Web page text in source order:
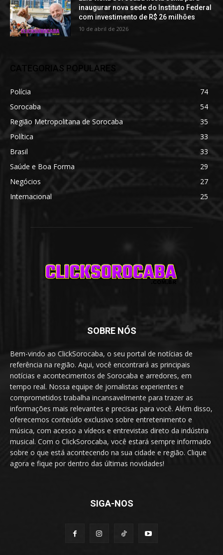
inaugurar nova sede do Instituto Federal
com investimento de R$ 26 milhões
10 de abril de 2026
CATEGORIAS POPULARES
Polícia
74
Sorocaba
54
Região Metropolitana de Sorocaba
35
Política
33
Brasil
33
Saúde e Boa Forma
29
Negócios
27
Internacional
25
SOBRE NÓS
Bem-vindo ao ClickSorocaba, o seu portal de notícias de
referência na região. Aqui, você encontrará as principais
notícias e acontecimentos de Sorocaba e arredores, em
tempo real. Nossa equipe de jornalistas experientes e
comprometidos trabalha incansavelmente para trazer as
informações mais relevantes e precisas para você. Além disso,
oferecemos conteúdo exclusivo sobre entretenimento e
música, com acesso a vídeos e entrevistas direto da indústria
musical. Com o ClickSorocaba, você estará sempre informado
sobre o que está acontecendo na sua cidade e região. Clique
agora e fique por dentro das últimas novidades!
SIGA-NOS